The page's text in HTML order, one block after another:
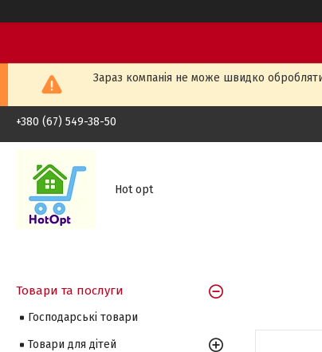
Зараз компанія не може швидко
+380 (67) 549-38-50
Hot opt
Товари та послуги
Господарські товари
Товари для дітей